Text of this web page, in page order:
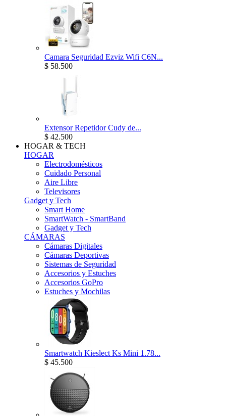
Camara Seguridad Ezviz Wifi C6N...
$ 58.500
Extensor Repetidor Cudy de...
$ 42.500
HOGAR & TECH
HOGAR
Electrodomésticos
Cuidado Personal
Aire Libre
Televisores
Gadget y Tech
Smart Home
SmartWatch - SmartBand
Gadget y Tech
CÁMARAS
Cámaras Digitales
Cámaras Deportivas
Sistemas de Seguridad
Accesorios y Estuches
Accesorios GoPro
Estuches y Mochilas
Smartwatch Kieslect Ks Mini 1.78...
$ 45.500